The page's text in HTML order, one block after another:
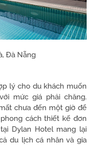
Đà Nẵng
lý cho du khách muốn
mức giá phải chăng.
chưa đến một giờ để
cách thiết kế đơn
Dylan Hotel mang lại
du lịch cá nhân và gia